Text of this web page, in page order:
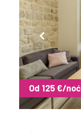
Vlasnici
KONTAKTIRAJTE
NAS
Hrvatski
English
Od 125 €/noć